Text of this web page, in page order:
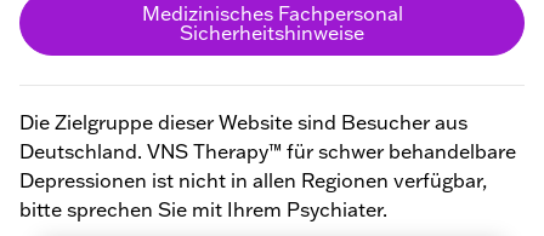
Medizinisches Fachpersonal
Sicherheitshinweise
Die Zielgruppe dieser Website sind Besucher aus
Deutschland. VNS Therapy™ für schwer behandelbare
Depressionen ist nicht in allen Regionen verfügbar,
bitte sprechen Sie mit Ihrem Psychiater.